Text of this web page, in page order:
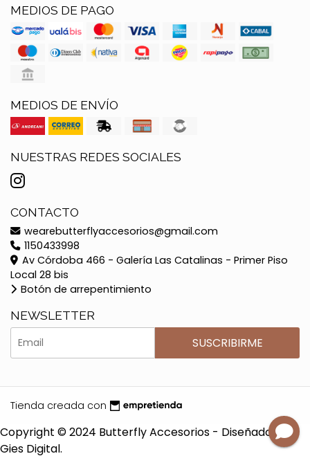
MEDIOS DE PAGO
MEDIOS DE ENVÍO
NUESTRAS REDES SOCIALES
CONTACTO
wearebutterflyaccesorios@gmail.com
1150433998
Av Córdoba 466 - Galería Las Catalinas - Primer Piso
Local 28 bis
Botón de arrepentimiento
NEWSLETTER
SUSCRIBIRME
Tienda creada con
Copyright © 2024 Butterfly Accesorios - Diseñado por
Gies Digital.